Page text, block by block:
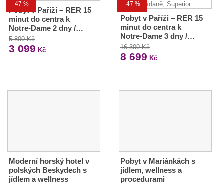
-47 %
Pobyt v Paříži – RER 15
minut do centra k
Notre-Dame 2 dny /…
5 800 Kč
3 099 Kč
-47 %
Pobyt v Paříži – RER 15
minut do centra k
Notre-Dame 3 dny /…
16 300 Kč
8 699 Kč
Moderní horský hotel v
polských Beskydech s
jídlem a wellness
Pobyt v Mariánkách s
jídlem, wellness a
procedurami